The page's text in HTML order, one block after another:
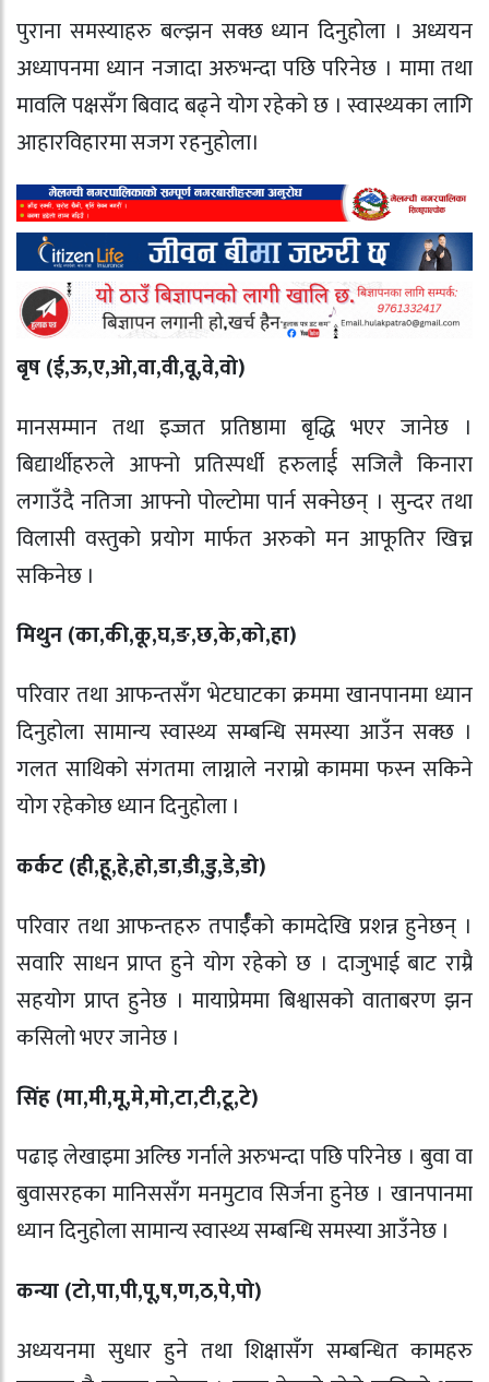
पुराना समस्याहरु बल्झन सक्छ ध्यान दिनुहोला । अध्ययन
अध्यापनमा ध्यान नजादा अरुभन्दा पछि परिनेछ । मामा तथा
मावलि पक्षसँग बिवाद बढ्ने योग रहेको छ । स्वास्थ्यका लागि
आहारविहारमा सजग रहनुहोला।
बृष (ई,ऊ,ए,ओ,वा,वी,वू,वे,वो)
मानसम्मान तथा इज्जत प्रतिष्ठामा बृद्धि भएर जानेछ ।
बिद्यार्थीहरुले आफ्नो प्रतिस्पर्धी हरुलार्ई सजिलै किनारा
लगाउँदै नतिजा आफ्नो पोल्टोमा पार्न सक्नेछन् । सुन्दर तथा
विलासी वस्तुको प्रयोग मार्फत अरुको मन आफूतिर खिच्न
सकिनेछ ।
मिथुन (का,की,कू,घ,ङ,छ,के,को,हा)
परिवार तथा आफन्तसँग भेटघाटका क्रममा खानपानमा ध्यान
दिनुहोला सामान्य स्वास्थ्य सम्बन्धि समस्या आउँन सक्छ ।
गलत साथिको संगतमा लाग्नाले नराम्रो काममा फस्न सकिने
योग रहेकोछ ध्यान दिनुहोला ।
कर्कट (ही,हू,हे,हो,डा,डी,डु,डे,डो)
परिवार तथा आफन्तहरु तपार्ईँको कामदेखि प्रशन्न हुनेछन् ।
सवारि साधन प्राप्त हुने योग रहेको छ । दाजुभाई बाट राम्रै
सहयोग प्राप्त हुनेछ । मायाप्रेममा बिश्वासको वाताबरण झन
कसिलो भएर जानेछ ।
सिंह (मा,मी,मू,मे,मो,टा,टी,टू,टे)
पढाइ लेखाइमा अल्छि गर्नाले अरुभन्दा पछि परिनेछ । बुवा वा
बुवासरहका मानिससँग मनमुटाव सिर्जना हुनेछ । खानपानमा
ध्यान दिनुहोला सामान्य स्वास्थ्य सम्बन्धि समस्या आउँनेछ ।
कन्या (टो,पा,पी,पू,ष,ण,ठ,पे,पो)
अध्ययनमा सुधार हुने तथा शिक्षासँग सम्बन्धित कामहरु